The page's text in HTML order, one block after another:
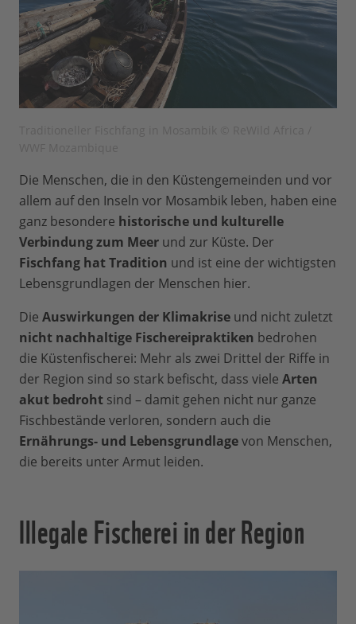
Die Menschen, die in den Küstengemeinden und vor
allem auf den Inseln vor Mosambik leben, haben eine
ganz besondere historische und kulturelle
Verbindung zum Meer und zur Küste. Der
Fischfang hat Tradition und ist eine der wichtigsten
Lebensgrundlagen der Menschen hier.
Die Auswirkungen der Klimakrise und nicht zuletzt
nicht nachhaltige Fischereipraktiken bedrohen
die Küstenfischerei: Mehr als zwei Drittel der Riffe in
der Region sind so stark befischt, dass viele Arten
akut bedroht sind – damit gehen nicht nur ganze
Fischbestände verloren, sondern auch die
Ernährungs- und Lebensgrundlagevon Menschen,
die bereits unter Armut leiden.
Illegale Fischerei in der Region